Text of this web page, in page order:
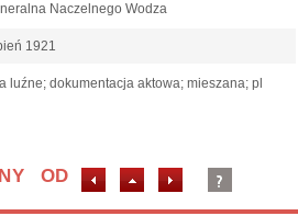
Naczelnego Wodza
1921
luźne; dokumentacja aktowa; mieszana; pl
OD